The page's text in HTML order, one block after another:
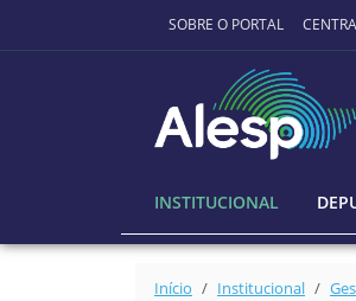
Ir para o conteúdo
SOBRE O PORTAL
INSTITUCIONAL
Início Institucional